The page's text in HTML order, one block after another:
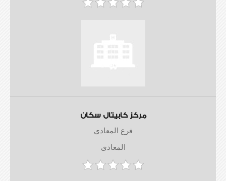
مركز كابيتال سكان
فرع المعادي
المعادى